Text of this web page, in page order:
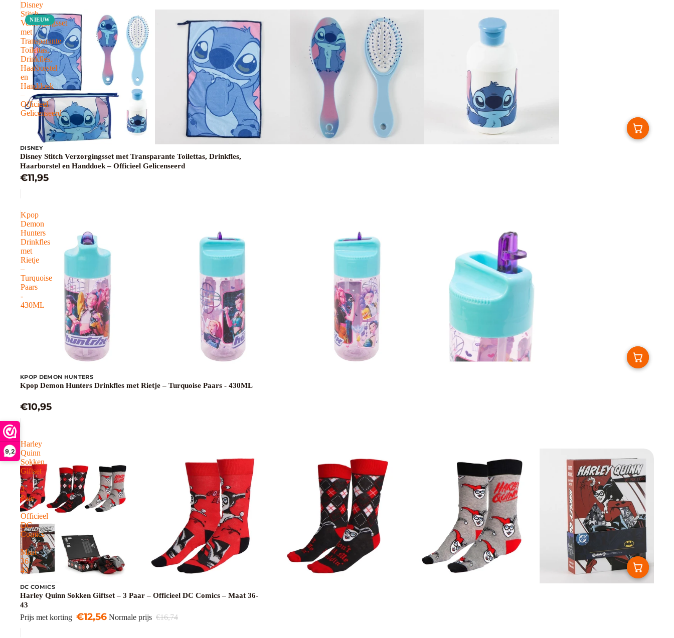
9,2
Disney
Stitch
Verzorgingsset
met
Transparante
Toilettas,
Drinkfles,
Haarborstel
en
Handdoek
–
Officieel
Gelicenseerd
NIEUW
DISNEY
Disney Stitch Verzorgingsset met Transparante Toilettas, Drinkfles,
Haarborstel en Handdoek – Officieel Gelicenseerd
€11,95
Kpop
Demon
Hunters
Drinkfles
met
Rietje
–
Turquoise
Paars
-
430ML
KPOP DEMON HUNTERS
Kpop Demon Hunters Drinkfles met Rietje – Turquoise Paars - 430ML
€10,95
Harley
Quinn
Sokken
Giftset
–
3
Paar
–
Officieel
DC
Comics
–
Maat
36-
43
Uitverkoop
DC COMICS
Harley Quinn Sokken Giftset – 3 Paar – Officieel DC Comics – Maat 36-
43
Prijs met korting €12,56 Normale prijs €16,74